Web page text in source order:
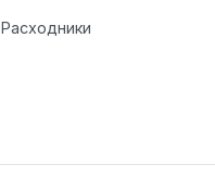
Расходники